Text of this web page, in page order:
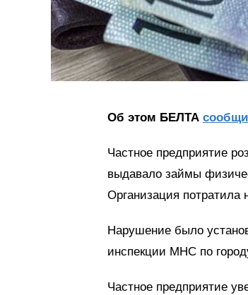
Об этом БЕЛТА
Частное предприятие
выдавало займы
Организация потратила
Нарушение было
инспекции МНС по
Частное предприятие